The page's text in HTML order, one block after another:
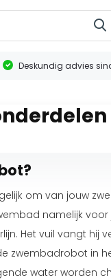
Deskundig advies
om van jouw
namelijk
Het vuil vangt hij
zwembadrobot in
water worden